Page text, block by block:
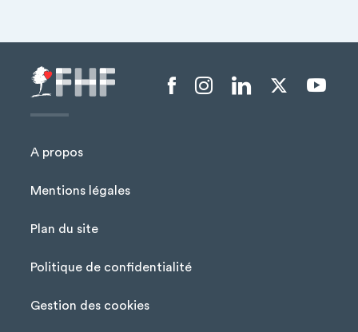
Menu Pied de page
A propos
Mentions légales
Plan du site
Politique de confidentialité
Gestion des cookies
Menu liens sociaux